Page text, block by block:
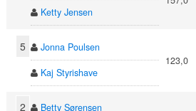
Ketty Jensen
5
Jonna Poulsen
Kaj Styrishave
123,0
2 Betty Sørensen